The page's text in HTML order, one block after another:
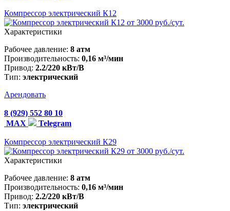
Компрессор электрический К12
от 3000 руб./сут.
Характеристики
Рабочее давление: 8 атм
Производительность: 0,16 м³/мин
Привод: 2.2/220 кВт/В
Тип: электрический
Арендовать
8 (929) 552 80 10
MAX
Telegram
Компрессор электрический К29
от 3000 руб./сут.
Характеристики
Рабочее давление: 8 атм
Производительность: 0,16 м³/мин
Привод: 2.2/220 кВт/В
Тип: электрический